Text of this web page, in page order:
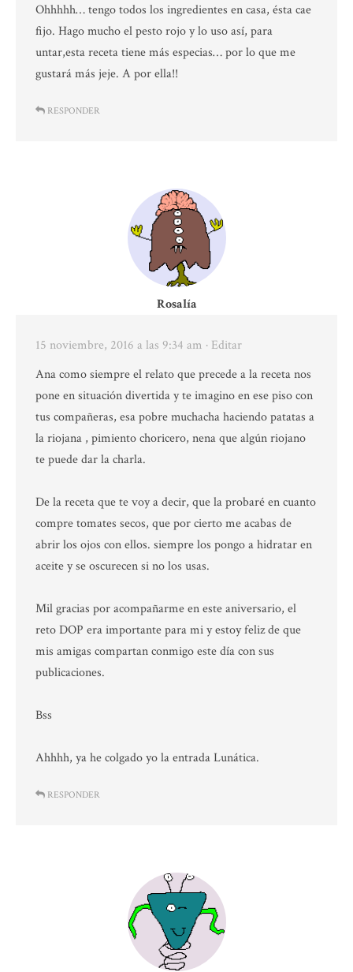
Ohhhhh… tengo todos los ingredientes en casa, ésta cae
fijo. Hago mucho el pesto rojo y lo uso así, para
untar,esta receta tiene más especias… por lo que me
gustará más jeje. A por ella!!
RESPONDER
Rosalía
15 noviembre, 2016 a las 9:34 am · Editar
Ana como siempre el relato que precede a la receta nos
pone en situación divertida y te imagino en ese piso con
tus compañeras, esa pobre muchacha haciendo patatas a
la riojana , pimiento choricero, nena que algún riojano
te puede dar la charla.
De la receta que te voy a decir, que la probaré en cuanto
compre tomates secos, que por cierto me acabas de
abrir los ojos con ellos. siempre los pongo a hidratar en
aceite y se oscurecen si no los usas.
Mil gracias por acompañarme en este aniversario, el
reto DOP era importante para mi y estoy feliz de que
mis amigas compartan conmigo este día con sus
publicaciones.
Bss
Ahhhh, ya he colgado yo la entrada Lunática.
RESPONDER